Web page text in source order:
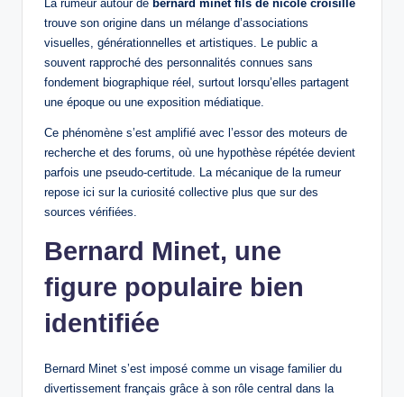
La rumeur autour de bernard minet fils de nicole croisille
trouve son origine dans un mélange d’associations
visuelles, générationnelles et artistiques. Le public a
souvent rapproché des personnalités connues sans
fondement biographique réel, surtout lorsqu’elles partagent
une époque ou une exposition médiatique.
Ce phénomène s’est amplifié avec l’essor des moteurs de
recherche et des forums, où une hypothèse répétée devient
parfois une pseudo-certitude. La mécanique de la rumeur
repose ici sur la curiosité collective plus que sur des
sources vérifiées.
Bernard Minet, une
figure populaire bien
identifiée
Bernard Minet s’est imposé comme un visage familier du
divertissement français grâce à son rôle central dans la